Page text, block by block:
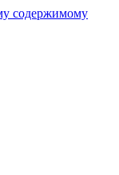
содержимому